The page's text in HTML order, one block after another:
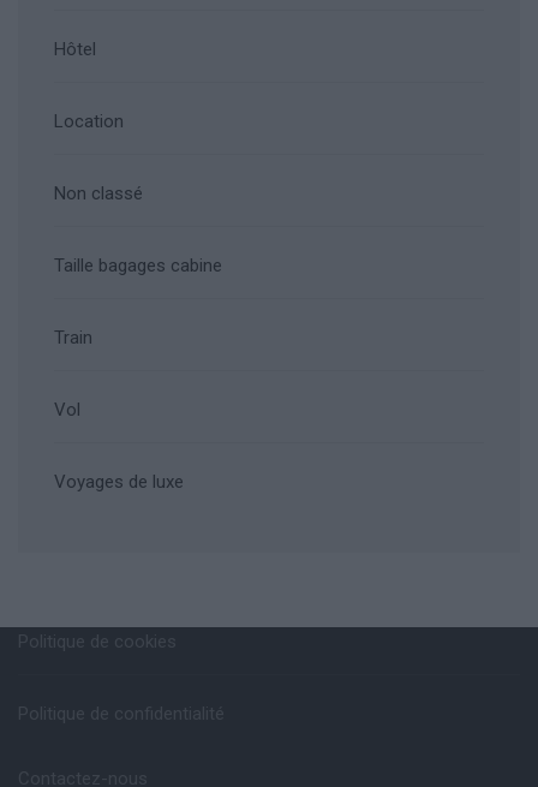
Hôtel
Location
Non classé
Taille bagages cabine
Train
Vol
Voyages de luxe